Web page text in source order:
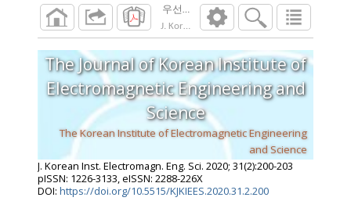
우선순위 큐를 이용한 함정용 다기능 레이
J. Korean Inst. Electromagn. Eng. Sci.
The Journal of Korean Institute of
Electromagnetic Engineering and
Science
The Korean Institute of Electromagnetic Engineering
and Science
J. Korean Inst. Electromagn. Eng. Sci. 2020; 31(2):200-203
pISSN: 1226-3133, eISSN: 2288-226X
DOI: https://doi.org/10.5515/KJKIEES.2020.31.2.200